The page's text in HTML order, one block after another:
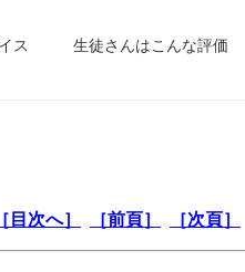
ス 生徒さんはこんな評価
［目次へ］ ［前頁］ ［次頁］